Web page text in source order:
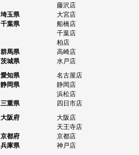
藤沢店
埼玉県
大宮店
千葉県
船橋店
千葉店
柏店
群馬県
高崎店
茨城県
水戸店
愛知県
名古屋店
静岡県
静岡店
浜松店
三重県
四日市店
大阪府
大阪店
天王寺店
京都府
京都店
兵庫県
神戸店